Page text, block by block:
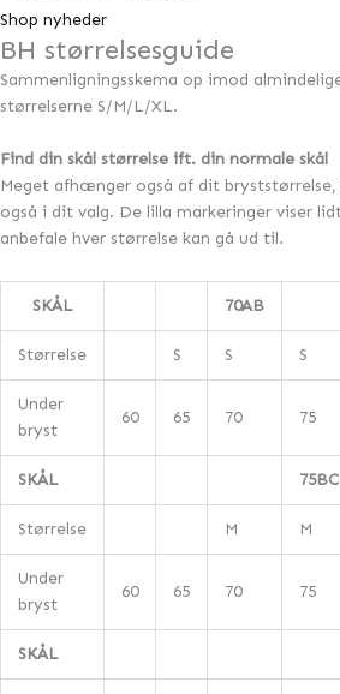
Shop nyheder
BH størrelsesguide
Sammenligningsskema op imod
størrelserne S/M/L/XL.
Find din skål størrelse ift. din normale skål
Meget afhænger også af dit
også i dit valg. De lilla markeringer viser
anbefale hver størrelse kan gå ud til.
SKÅL 70AB
Størrelse S S S
Under
bryst
60 65 70 75
SKÅL 75BC
Størrelse M M
Under
bryst
60 65 70 75
SKÅL